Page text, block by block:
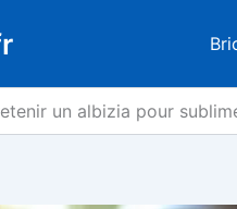
un albizia pour